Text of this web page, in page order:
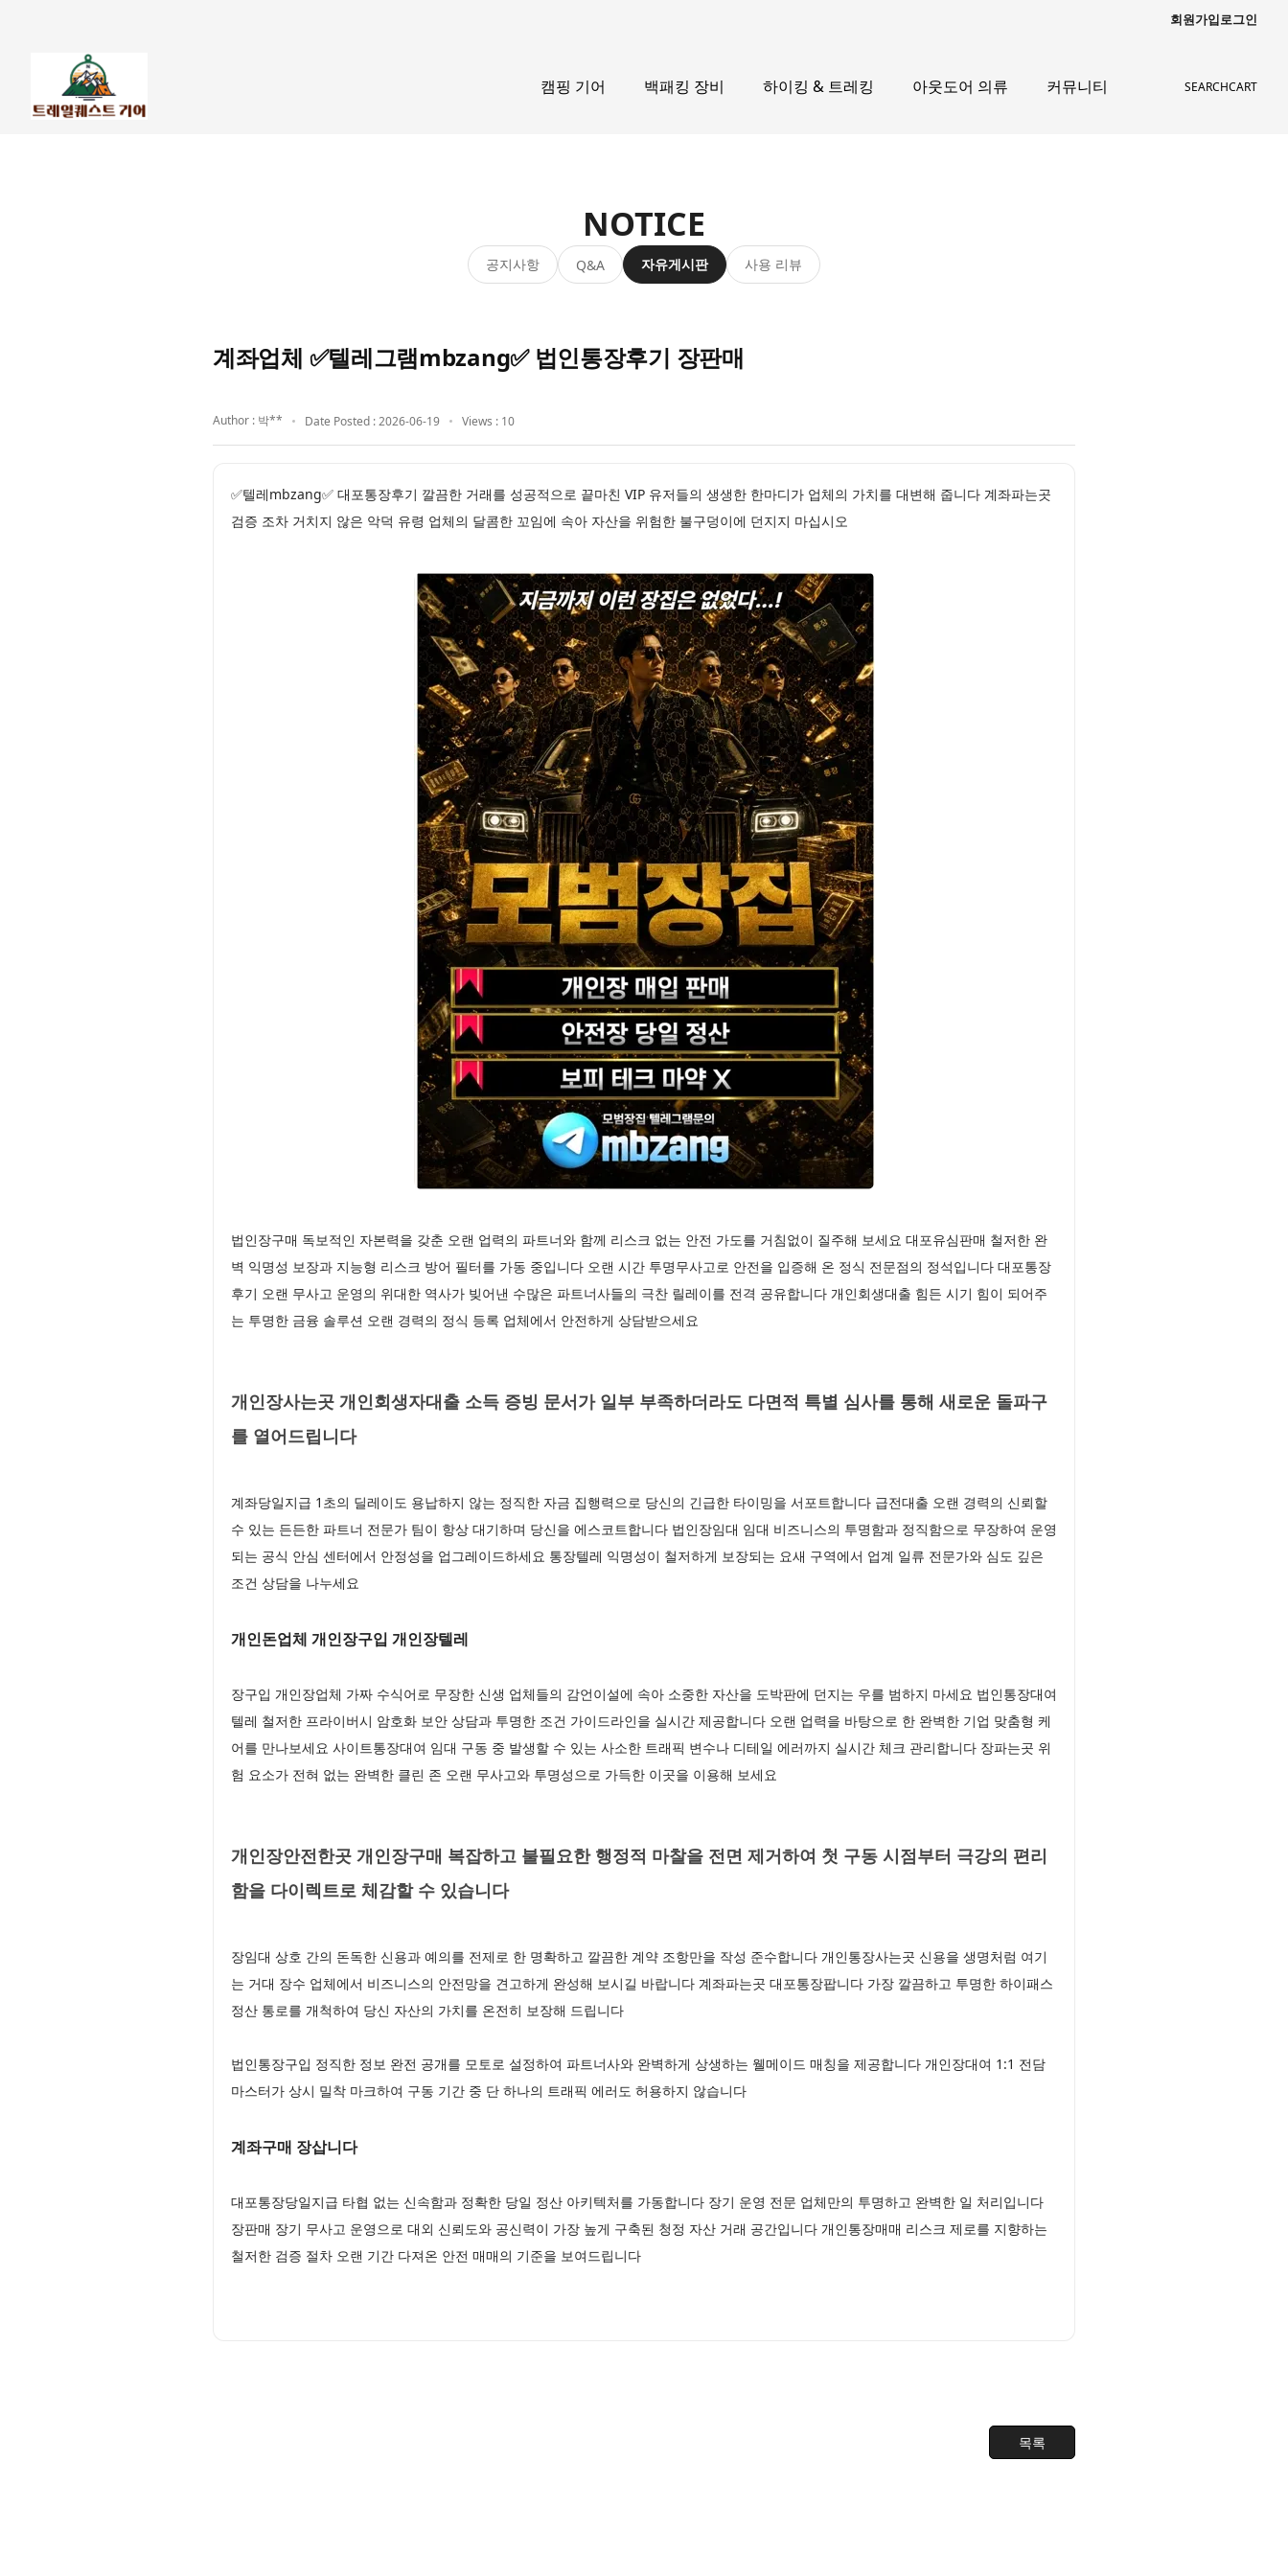
회원가입로그인
캠핑 기어 백패킹 장비 하이킹 & 트레킹 아웃도어 의류 커뮤니티 SEARCHCART
NOTICE
공지사항 Q&A 자유게시판 사용 리뷰
계좌업체 ✅텔레그램mbzang✅ 법인통장후기 장판매
Author : 박** Date Posted : 2026-06-19 Views : 10
✅텔레mbzang✅ 대포통장후기 깔끔한 거래를 성공적으로 끝마친 VIP 유저들의 생생한 한마디가 업체의 가치를 대변해 줍니다 계좌파는곳
검증 조차 거치지 않은 악덕 유령 업체의 달콤한 꼬임에 속아 자산을 위험한 불구덩이에 던지지 마십시오
법인장구매 독보적인 자본력을 갖춘 오랜 업력의 파트너와 함께 리스크 없는 안전 가도를 거침없이 질주해 보세요 대포유심판매 철저한 완
벽 익명성 보장과 지능형 리스크 방어 필터를 가동 중입니다 오랜 시간 투명무사고로 안전을 입증해 온 정식 전문점의 정석입니다 대포통장
후기 오랜 무사고 운영의 위대한 역사가 빚어낸 수많은 파트너사들의 극찬 릴레이를 전격 공유합니다 개인회생대출 힘든 시기 힘이 되어주
는 투명한 금융 솔루션 오랜 경력의 정식 등록 업체에서 안전하게 상담받으세요
개인장사는곳 개인회생자대출 소득 증빙 문서가 일부 부족하더라도 다면적 특별 심사를 통해 새로운 돌파구
를 열어드립니다
계좌당일지급 1초의 딜레이도 용납하지 않는 정직한 자금 집행력으로 당신의 긴급한 타이밍을 서포트합니다 급전대출 오랜 경력의 신뢰할
수 있는 든든한 파트너 전문가 팀이 항상 대기하며 당신을 에스코트합니다 법인장임대 임대 비즈니스의 투명함과 정직함으로 무장하여 운영
되는 공식 안심 센터에서 안정성을 업그레이드하세요 통장텔레 익명성이 철저하게 보장되는 요새 구역에서 업계 일류 전문가와 심도 깊은
조건 상담을 나누세요
개인돈업체 개인장구입 개인장텔레
장구입 개인장업체 가짜 수식어로 무장한 신생 업체들의 감언이설에 속아 소중한 자산을 도박판에 던지는 우를 범하지 마세요 법인통장대여
텔레 철저한 프라이버시 암호화 보안 상담과 투명한 조건 가이드라인을 실시간 제공합니다 오랜 업력을 바탕으로 한 완벽한 기업 맞춤형 케
어를 만나보세요 사이트통장대여 임대 구동 중 발생할 수 있는 사소한 트래픽 변수나 디테일 에러까지 실시간 체크 관리합니다 장파는곳 위
험 요소가 전혀 없는 완벽한 클린 존 오랜 무사고와 투명성으로 가득한 이곳을 이용해 보세요
개인장안전한곳 개인장구매 복잡하고 불필요한 행정적 마찰을 전면 제거하여 첫 구동 시점부터 극강의 편리
함을 다이렉트로 체감할 수 있습니다
장임대 상호 간의 돈독한 신용과 예의를 전제로 한 명확하고 깔끔한 계약 조항만을 작성 준수합니다 개인통장사는곳 신용을 생명처럼 여기
는 거대 장수 업체에서 비즈니스의 안전망을 견고하게 완성해 보시길 바랍니다 계좌파는곳 대포통장팝니다 가장 깔끔하고 투명한 하이패스
정산 통로를 개척하여 당신 자산의 가치를 온전히 보장해 드립니다
법인통장구입 정직한 정보 완전 공개를 모토로 설정하여 파트너사와 완벽하게 상생하는 웰메이드 매칭을 제공합니다 개인장대여 1:1 전담
마스터가 상시 밀착 마크하여 구동 기간 중 단 하나의 트래픽 에러도 허용하지 않습니다
계좌구매 장삽니다
대포통장당일지급 타협 없는 신속함과 정확한 당일 정산 아키텍처를 가동합니다 장기 운영 전문 업체만의 투명하고 완벽한 일 처리입니다
장판매 장기 무사고 운영으로 대외 신뢰도와 공신력이 가장 높게 구축된 청정 자산 거래 공간입니다 개인통장매매 리스크 제로를 지향하는
철저한 검증 절차 오랜 기간 다져온 안전 매매의 기준을 보여드립니다
목록